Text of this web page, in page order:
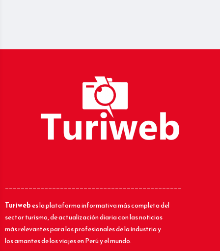
_____________________________________________
Turiwebes la plataforma informativa más completa del
sector turismo, de actualización diaria con las noticias
más relevantes para los profesionales de la industria y
los amantes de los viajes en Perú y el mundo.